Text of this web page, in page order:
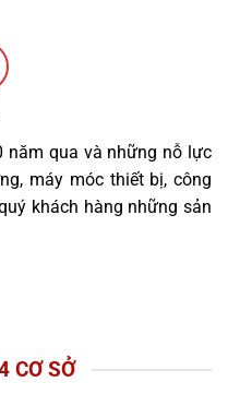
năm qua và những nỗ lực
máy móc thiết bị, công
khách hàng những sản
CƠ SỞ